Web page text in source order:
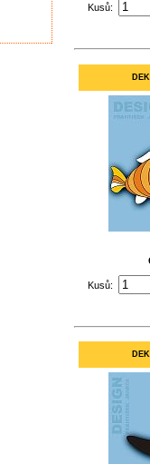
Kusů:
Kusů: